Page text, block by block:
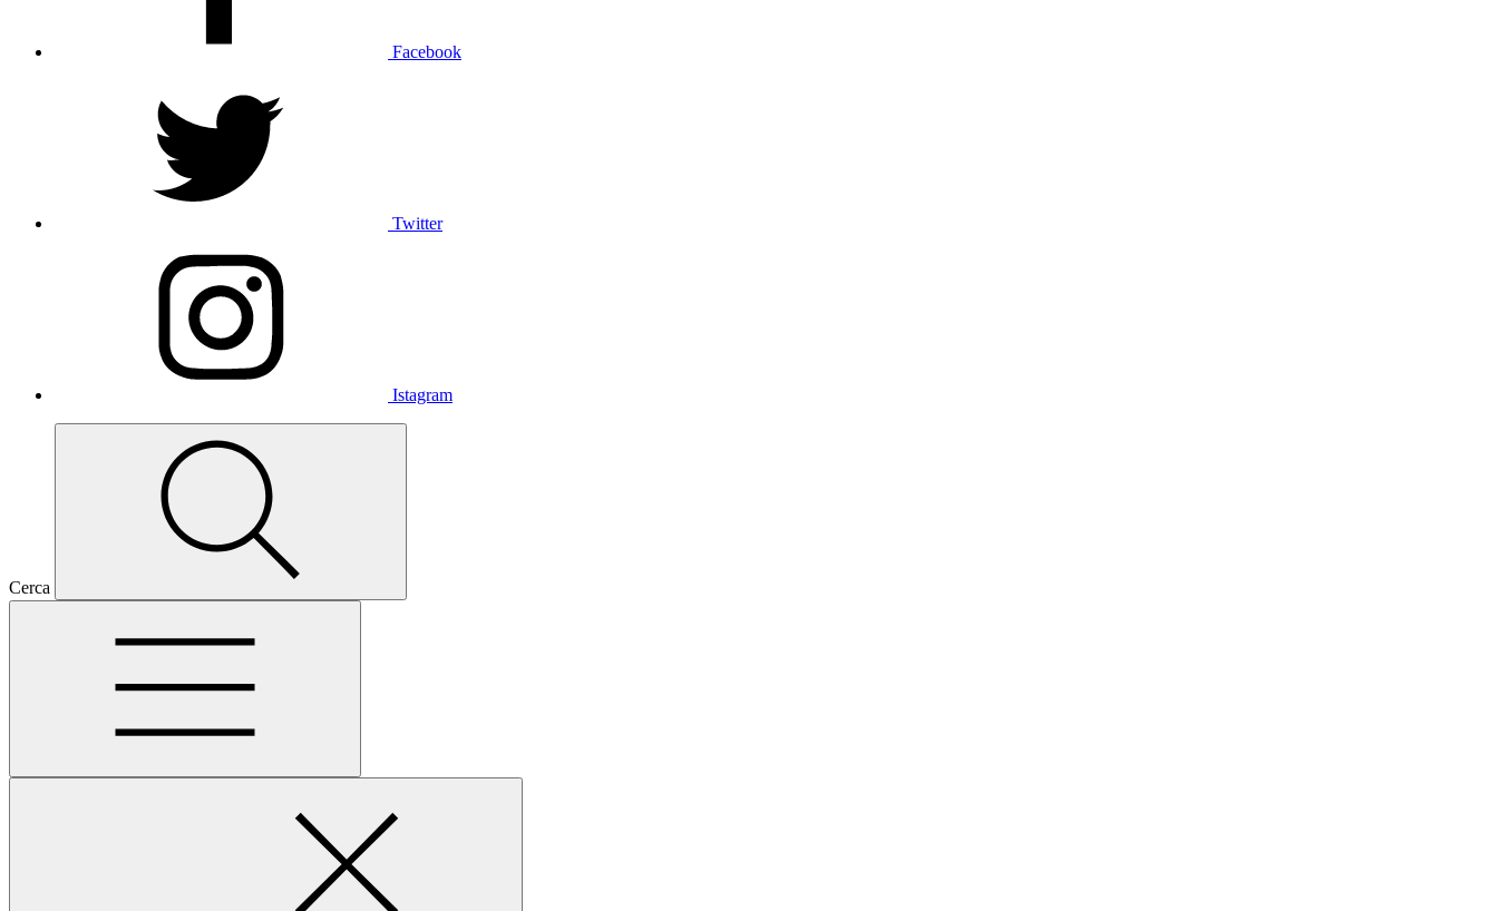
Facebook
Twitter
Istagram
Cerca